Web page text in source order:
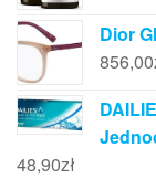
Dior
856,00
48,90zł